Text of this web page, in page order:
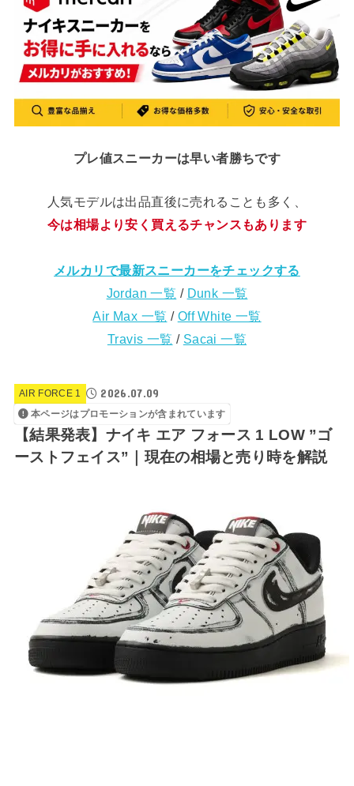
プレ値スニーカーは早い者勝ちです
人気モデルは出品直後に売れることも多く、
今は相場より安く買えるチャンスもあります
メルカリで最新スニーカーをチェックする
Jordan 一覧 / Dunk 一覧
Air Max 一覧 / Off White 一覧
Travis 一覧 / Sacai 一覧
AIR FORCE 1 2026.07.09
本ページはプロモーションが含まれています
【結果発表】ナイキ エア フォース 1 LOW ”ゴ
ーストフェイス”｜現在の相場と売り時を解説